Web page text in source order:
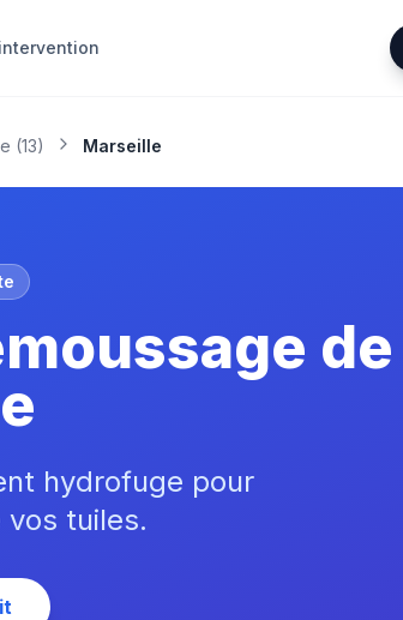
(13) Marseille
hydrofuge pour
tuiles.